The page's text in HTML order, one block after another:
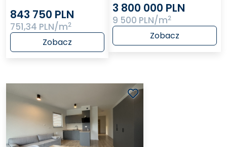
843 750 PLN
751,34 PLN/m2
Zobacz
3 800 000 PLN
9 500 PLN/m2
Zobacz